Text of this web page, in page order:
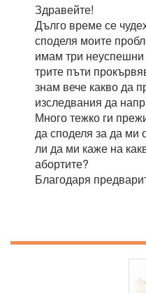
Здравейте!
Дълго време се
споделя моите
имам три
трите пъти
знам вече какво да
изследвания да
Много тежко ги
да споделя за да
ли да ми каже на
абортите?
Благодаря